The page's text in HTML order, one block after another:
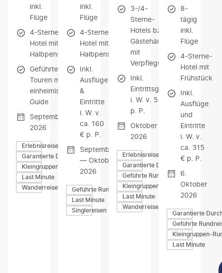
inkl.
Flüge
4-Sterne-
Hotel mit
Halbpension
Geführte
Touren mit
einheimischen
Guide
September
2026
Erlebnisreisen
Garantierte Durchführung
Kleingruppen-Rundreisen
Last Minute
Wanderreisen
inkl.
Flüge
4-Sterne-
Hotel mit
Halbpension
Inkl.
Ausflüge
&
Eintritte
i. W. v.
ca. 160
€ p. P.
September
— Oktober
2026
Geführte Rundreisen
Last Minute
Singlereisen
3-/4-
Sterne-
Hotels bzw.
Gästehäuser
mit
Verpflegung
Inkl.
Eintrittsgelder
i. W. v. 50 €
p. P.
Oktober
2026
Erlebnisreisen
Garantierte Durchführung
Geführte Rundreisen
Kleingruppen-Rundreisen
Last Minute
Wanderreisen
8-
tägig
inkl.
Flüge
4-Sterne-
Hotel mit
Frühstück
Inkl.
Ausflüge
und
Eintritte
i. W. v.
ca. 315
€ p. P.
6.
Oktober
2026
Garantierte
Geführte
Kleingruppen-
Last Minute